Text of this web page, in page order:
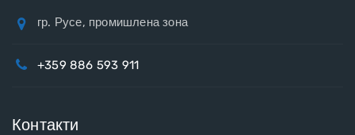
гр. Русе, промишлена зона
+359 886 593 911
Контакти